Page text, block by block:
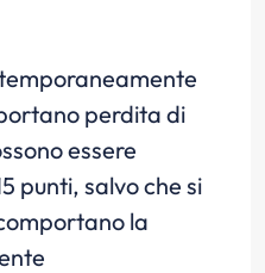
perdita di
essere
punti, salvo che si
la